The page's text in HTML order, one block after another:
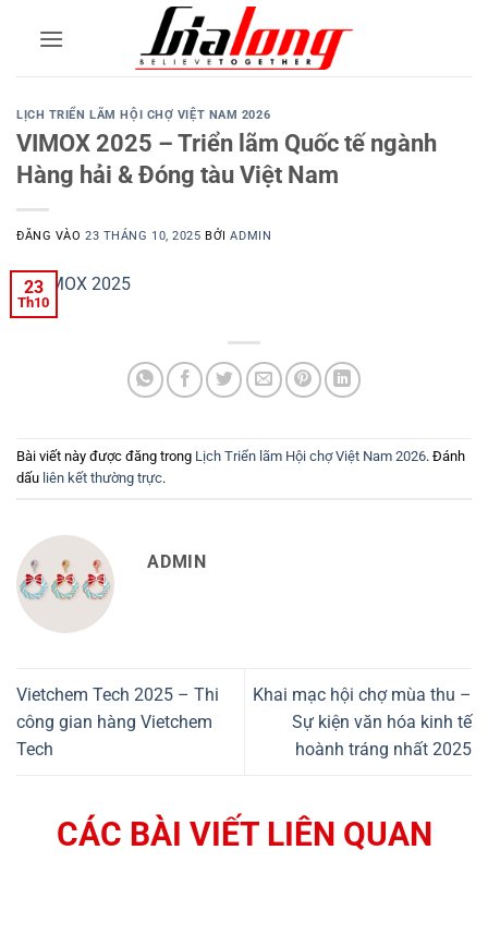
LỊCH TRIỂN LÃM HỘI CHỢ VIỆT NAM 2026
VIMOX 2025 – Triển lãm Quốc tế ngành
Hàng hải & Đóng tàu Việt Nam
ĐĂNG VÀO23 THÁNG 10, 2025 BỞIADMIN
23
Th10
Bài viết này được đăng trong Lịch Triển lãm Hội chợ Việt Nam 2026. Đánh
dấu liên kết thường trực.
ADMIN
Vietchem Tech 2025 – Thi
công gian hàng Vietchem
Tech
Khai mạc hội chợ mùa thu –
Sự kiện văn hóa kinh tế
hoành tráng nhất 2025
CÁC BÀI VIẾT LIÊN QUAN